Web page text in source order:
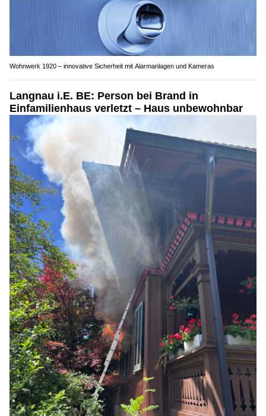
Wohnwerk 1920 – innovative Sicherheit mit Alarmanlagen und Kameras
Langnau i.E. BE: Person bei Brand in
Einfamilienhaus verletzt – Haus unbewohnbar